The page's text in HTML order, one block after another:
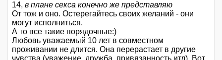
14, в плане секса конечно же представляю
От тож и оно. Остерегайтесь своих желаний - они
могут исполниться.
А то все такие порядочные:)
Любовь уважаемый 10 лет в совместном
проживании не длится. Она перерастает в другие